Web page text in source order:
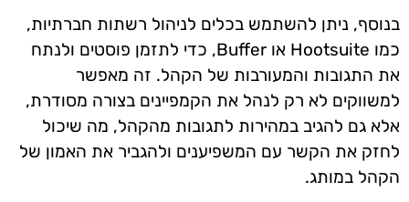
בנוסף, ניתן להשתמש בכלים לניהול רשתות חברתיות,
כמו Hootsuite או Buffer, כדי לתזמן פוסטים ולנתח
את התגובות והמעורבות של הקהל. זה מאפשר
למשווקים לא רק לנהל את הקמפיינים בצורה מסודרת,
אלא גם להגיב במהירות לתגובות מהקהל, מה שיכול
לחזק את הקשר עם המשפיענים ולהגביר את האמון של
הקהל במותג.